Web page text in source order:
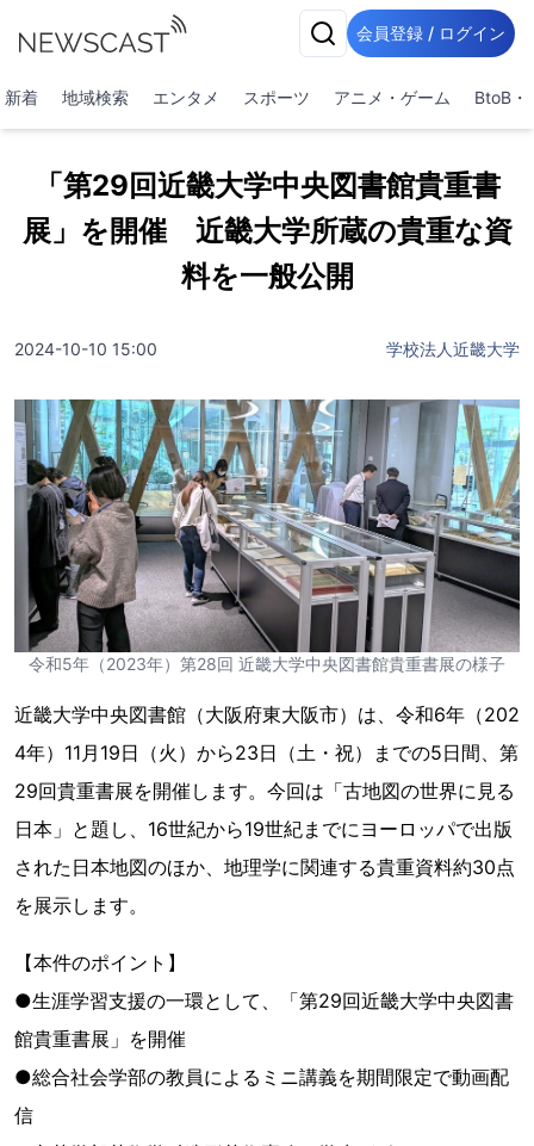
会員登録 / ログイン
新着 地域検索 エンタメ スポーツ アニメ・ゲーム BtoB・
「第29回近畿大学中央図書館貴重書
展」を開催 近畿大学所蔵の貴重な資
料を一般公開
2024-10-10 15:00 学校法人近畿大学
令和5年（2023年）第28回 近畿大学中央図書館貴重書展の様子
近畿大学中央図書館（大阪府東大阪市）は、令和6年（202
4年）11月19日（火）から23日（土・祝）までの5日間、第
29回貴重書展を開催します。今回は「古地図の世界に見る
日本」と題し、16世紀から19世紀までにヨーロッパで出版
された日本地図のほか、地理学に関連する貴重資料約30点
を展示します。
【本件のポイント】
●生涯学習支援の一環として、「第29回近畿大学中央図書
館貴重書展」を開催
●総合社会学部の教員によるミニ講義を期間限定で動画配
信